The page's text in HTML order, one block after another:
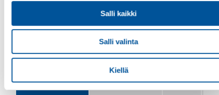
Salli kaikki
Salli valinta
Kiellä
160 bar
kN
mm (in)
(21.7)20